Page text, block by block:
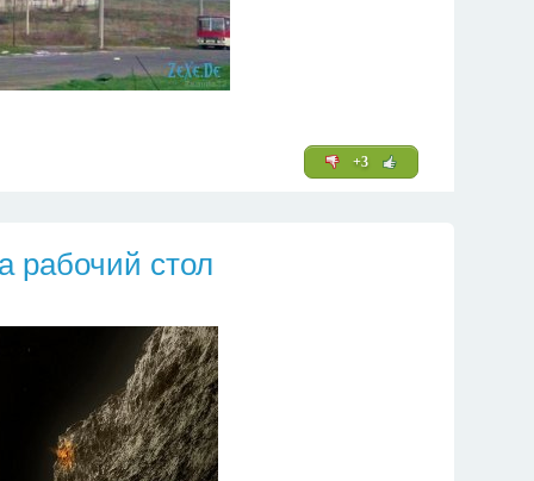
+3
рабочий стол